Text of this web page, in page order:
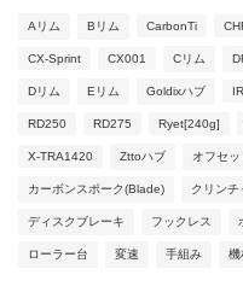
Aリム Bリム CarbonTi
CX-Sprint CX001 Cリム
Dリム Eリム Goldixハブ
RD250 RD275 Ryet[240g]
X-TRA1420 Zttoハブ オフセッ
カーボンスポーク(Blade) クリンチ
ディスクブレーキ フックレス
ローラー台 変速 手組み 機